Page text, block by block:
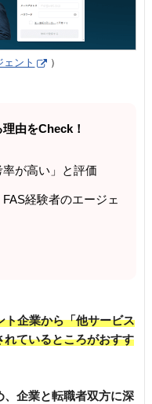
ェント ）
由をCheck！
が高い」と評価
経験者のエージェ
ト企業から「他サービス
ているところがおすす
企業と転職者双方に深